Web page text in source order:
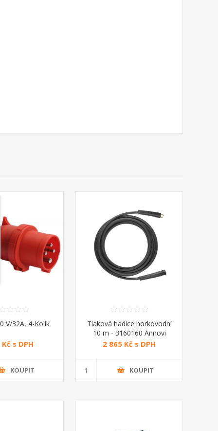
V/32A, 4-Kolík
s DPH
KOUPIT
Tlaková hadice horkovodní
10 m - 3160160 Annovi
Reverberi
2 865 Kč s DPH
KOUPIT